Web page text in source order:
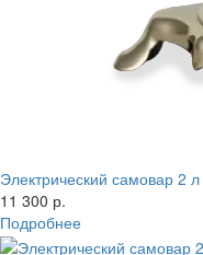
Электрический самовар 2
11 300 р.
Подробнее